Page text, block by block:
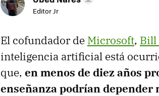
Editor Jr
El cofundador de Microsoft, Bill
inteligencia artificial está
que, en menos de diez años
enseñanza podrían depender